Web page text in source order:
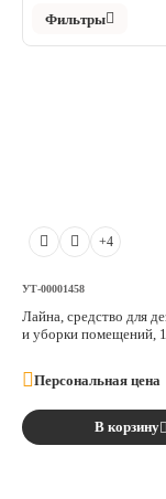
Корма и лакомства
Дезинфекция,
Расходные
Фильтры
+4
УТ-00001458
Лайна, средство для
и уборки помещений,
Персональная цена
В корзину